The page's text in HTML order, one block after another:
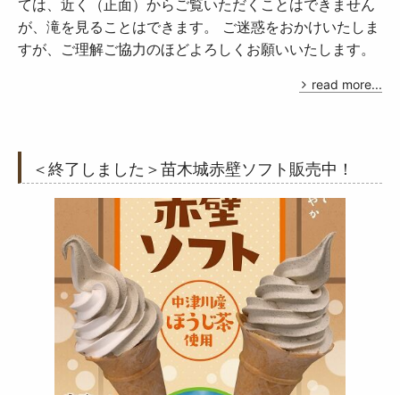
ては、近く（正面）からご覧いただくことはできません
が、滝を見ることはできます。 ご迷惑をおかけいたしま
すが、ご理解ご協力のほどよろしくお願いいたします。
read more...
＜終了しました＞苗木城赤壁ソフト販売中！